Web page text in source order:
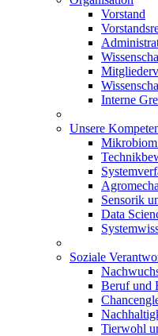
Vorstand
Interne
Unsere
Sensorik
Data
Soziale
Beruf und
Tierwohl